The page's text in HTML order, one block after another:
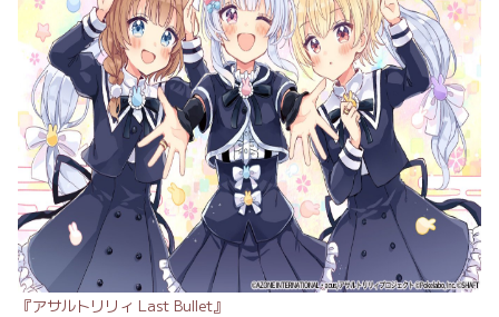
『アサルトリリィ Last Bullet』